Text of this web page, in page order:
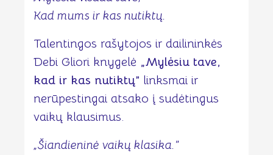
Kad mums ir kas nutiktų.
Talentingos rašytojos ir dailininkės
Debi Gliori knygelė „Mylėsiu tave,
kad ir kas nutiktų” linksmai ir
nerūpestingai atsako į sudėtingus
vaikų klausimus.
„Šiandieninė vaikų klasika.”